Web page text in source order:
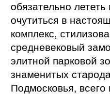
обязательно
очутиться в
комплекс,
средневековый
элитной парковой
знаменитых
Подмосковья, всего